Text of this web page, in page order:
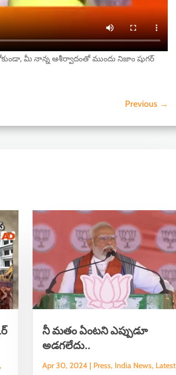
మీ నాన్న ఆశీర్వాదంతో ముందు నిజాం షుగర్
Previous →
,
నీ మతం ఏంటని ఎప్పుడూ
అడగలేదు..
Apr 30, 2024 | Press, India News, Latest